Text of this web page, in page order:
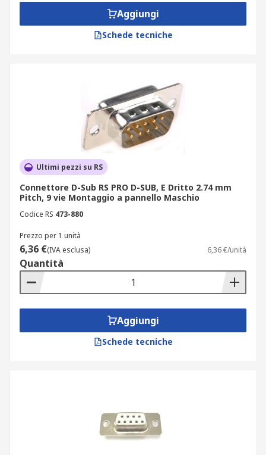
Aggiungi
Schede tecniche
Ultimi pezzi su RS
Connettore D-Sub RS PRO D-SUB, E Dritto 2.74 mm
Pitch, 9 vie Montaggio a pannello Maschio
Codice RS 473-880
Prezzo per 1 unità
6,36 €(IVA esclusa) 6,36 €/unità
Quantità
Aggiungi
Schede tecniche